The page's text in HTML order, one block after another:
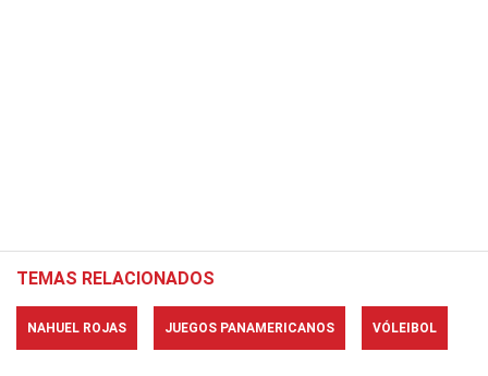
TEMAS RELACIONADOS
NAHUEL ROJAS JUEGOS PANAMERICANOS VÓLEIBOL